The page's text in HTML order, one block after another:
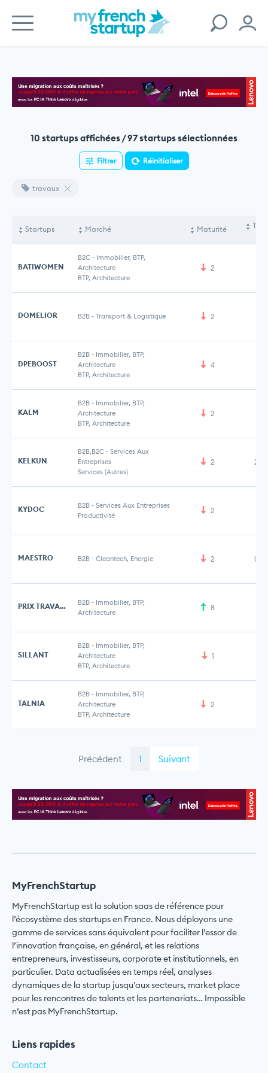
10 startups affichées / 97 startups sélectionnées
Filtrer Réinitialiser
travaux
Startups Marché Maturité
BATIWOMEN
B2C - Immobilier, BTP,
Architecture
BTP, Architecture
2
DOMELIOR B2B - Transport & Logistique 2
DPEBOOST
B2B - Immobilier, BTP,
Architecture
BTP, Architecture
4
KALM
B2B - Immobilier, BTP,
Architecture
BTP, Architecture
2
KELKUN
B2B,B2C - Services Aux
Entreprises
Services (Autres)
2
KYDOC B2B - Services Aux Entreprises
Productivité
2
MAESTRO B2B - Cleantech, Energie 2
PRIX TRAVAUX M2 B2B - Immobilier, BTP,
Architecture
8
SILLANT
B2B - Immobilier, BTP,
Architecture
BTP, Architecture
1
TALNIA
B2B - Immobilier, BTP,
Architecture
BTP, Architecture
2
Précédent 1 Suivant
MyFrenchStartup
MyFrenchStartup est la solution saas de référence pour
l’écosystème des startups en France. Nous déployons une
gamme de services sans équivalent pour faciliter l’essor de
l’innovation française, en général, et les relations
entrepreneurs, investisseurs, corporate et institutionnels, en
particulier. Data actualisées en temps réel, analyses
dynamiques de la startup jusqu’aux secteurs, market place
pour les rencontres de talents et les partenariats… Impossible
n’est pas MyFrenchStartup.
Liens rapides
Contact